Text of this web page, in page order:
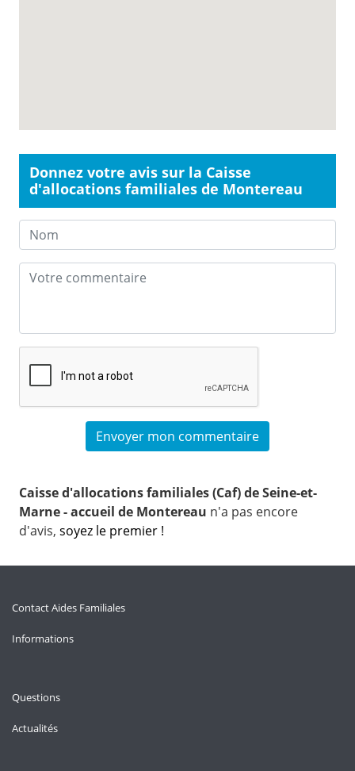
Donnez votre avis sur la Caisse
d'allocations familiales de Montereau
Caisse d'allocations familiales (Caf) de Seine-et-
Marne - accueil de Montereau n'a pas encore
d'avis, soyez le premier !
Contact Aides Familiales
Informations
Questions
Actualités